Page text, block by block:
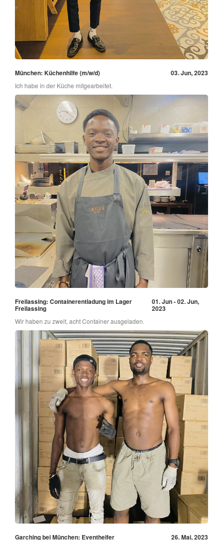
München: Küchenhilfe (m/w/d) 03. Jun, 2023
Ich habe in der Küche mitgearbeitet.
Freilassing: Containerentladung im Lager
Freilassing
01. Jun - 02. Jun,
2023
Wir haben zu zweit, acht Container ausgeladen.
Garching bei München: Eventhelfer 26. Mai, 2023